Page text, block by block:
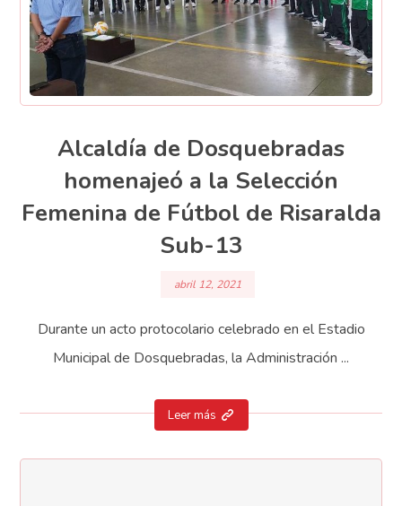
Alcaldía de Dosquebradas
homenajeó a la Selección
Femenina de Fútbol de Risaralda
Sub-13
abril 12, 2021
Durante un acto protocolario celebrado en el Estadio
Municipal de Dosquebradas, la Administración ...
Leer más